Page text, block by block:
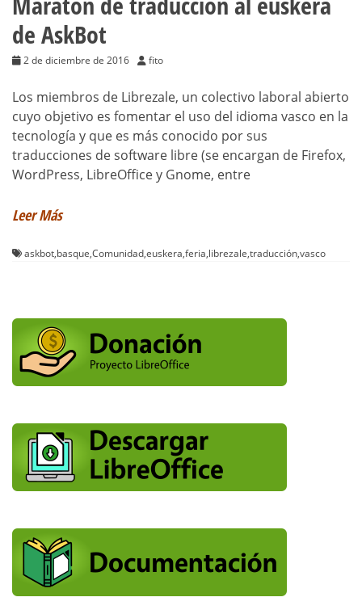
de AskBot
2 de diciembre de 2016 fito
Los miembros de Librezale, un colectivo laboral abierto
cuyo objetivo es fomentar el uso del idioma vasco en la
tecnología y que es más conocido por sus
traducciones de software libre (se encargan de Firefox,
WordPress, LibreOffice y Gnome, entre
Leer Más
askbot,basque,Comunidad,euskera,feria,librezale,traducción,vasco